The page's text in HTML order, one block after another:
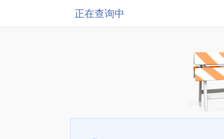
正在查询中